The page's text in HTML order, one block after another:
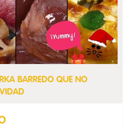
BARREDO QUE NO